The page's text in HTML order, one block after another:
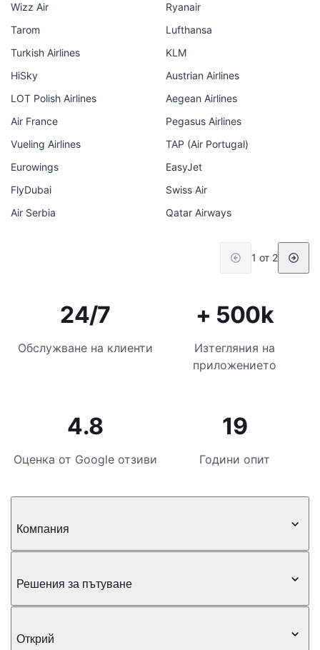
Wizz Air
Ryanair
Tarom
Lufthansa
Turkish Airlines
KLM
HiSky
Austrian Airlines
LOT Polish Airlines
Aegean Airlines
Air France
Pegasus Airlines
Vueling Airlines
TAP (Air Portugal)
Eurowings
EasyJet
FlyDubai
Swiss Air
Air Serbia
Qatar Airways
1 от 2
24/7
Обслужване на клиенти
+ 500k
Изтегляния на
приложението
4.8
Оценка от Google отзиви
19
Години опит
Компания
Решения за пътуване
Открий